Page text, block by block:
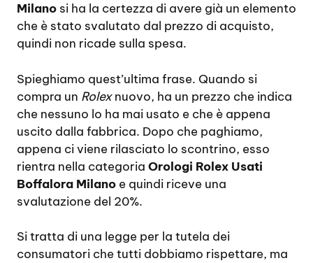
Milano si ha la certezza di avere già un elemento
che è stato svalutato dal prezzo di acquisto,
quindi non ricade sulla spesa.
Spieghiamo quest’ultima frase. Quando si
compra un Rolexnuovo, ha un prezzo che indica
che nessuno lo ha mai usato e che è appena
uscito dalla fabbrica. Dopo che paghiamo,
appena ci viene rilasciato lo scontrino, esso
rientra nella categoria Orologi Rolex Usati
Boffalora Milano e quindi riceve una
svalutazione del 20%.
Si tratta di una legge per la tutela dei
consumatori che tutti dobbiamo rispettare, ma